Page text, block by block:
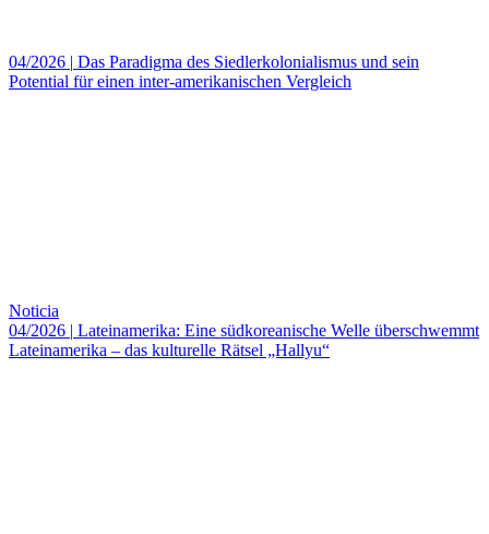
04/2026 | Das Paradigma des Siedlerkolonialismus und sein
Potential für einen inter-amerikanischen Vergleich
Noticia
04/2026 | Lateinamerika: Eine südkoreanische Welle überschwemmt
Lateinamerika – das kulturelle Rätsel „Hallyu“